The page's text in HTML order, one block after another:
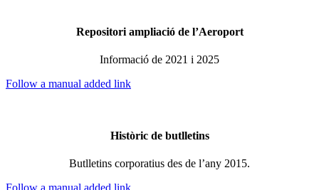
Repositori ampliació de l’Aeroport
Informació de 2021 i 2025
Follow a manual added link
Històric de butlletins
Butlletins corporatius des de l’any 2015.